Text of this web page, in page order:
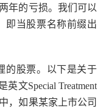
年的亏损。我们可以
即当股票名称前缀出
的股票。以下是关于
文Special Treatment
，如果某家上市公司